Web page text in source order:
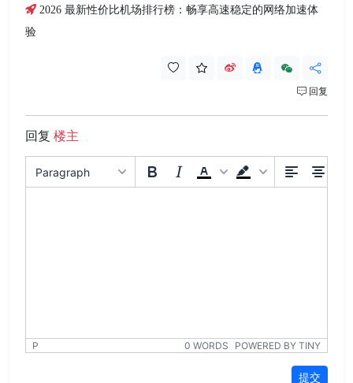
2026 最新性价比机场排行榜：畅享高速稳定的网络加速体
验
回复
回复 楼主
Paragraph
P 0 WORDS POWERED BY TINY
提交